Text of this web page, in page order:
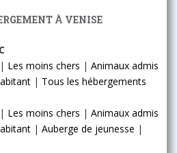
À VENISE
| Les moins chers | Animaux admis
| Tous les hébergements
| Les moins chers | Animaux admis
| Auberge de jeunesse |